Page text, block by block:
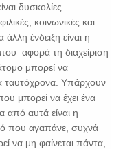
δυσκολίες
κοινωνικές και
άλλη ένδειξη είναι η
που αφορά τη διαχείριση
μπορεί να
ταυτόχρονα. Υπάρχουν
μπορεί να έχει ένα
αυτά είναι η
που αγαπάνε, συχνά
να μη φαίνεται πάντα,